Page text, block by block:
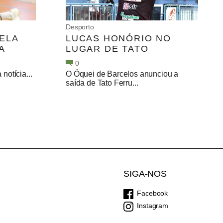
notícia...
Desporto
LUCAS HONÓRIO NO
LUGAR DE TATO
0
O Óquei de Barcelos anunciou a
saída de Tato Ferru...
SIGA-NOS
Facebook
Instagram